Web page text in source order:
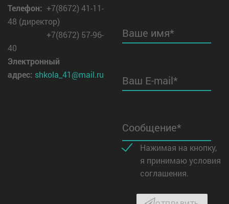
Телефон: +7(8672) 41-11-
48 (директор)
+7(8672) 57-96-
40
Электронный
адрес: shkola_41@mail.ru
Ваше имя*
Ваш E-mail*
Сообщение*
Нажимая на кнопку,
я принимаю условия
соглашения.